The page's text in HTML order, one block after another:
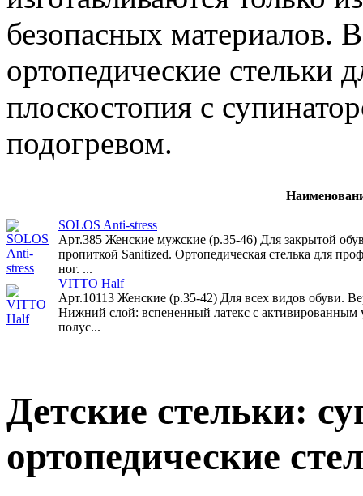
безопасных материалов.
ортопедические стельки
плоскостопия с
подогревом.
SOLOS Anti-stress
Арт.385 Женские мужские (р.35-46) Для закрытой
пропиткой Sanitized. Ортопедическая стелька для
ног. ...
VITTO Half
Арт.10113 Женские (р.35-42) Для всех видов обуви.
Нижний слой: вспененный латекс с активированным
полус...
Детские стельки:
ортопедические